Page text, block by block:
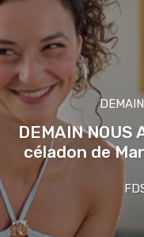
DEMAIN
céladon de